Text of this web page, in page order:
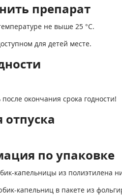
препарат
не выше 25 °С.
для детей месте.
окончания срока годности!
отпуска
по упаковке
капельницы из полиэтилена
капельниц в пакете из